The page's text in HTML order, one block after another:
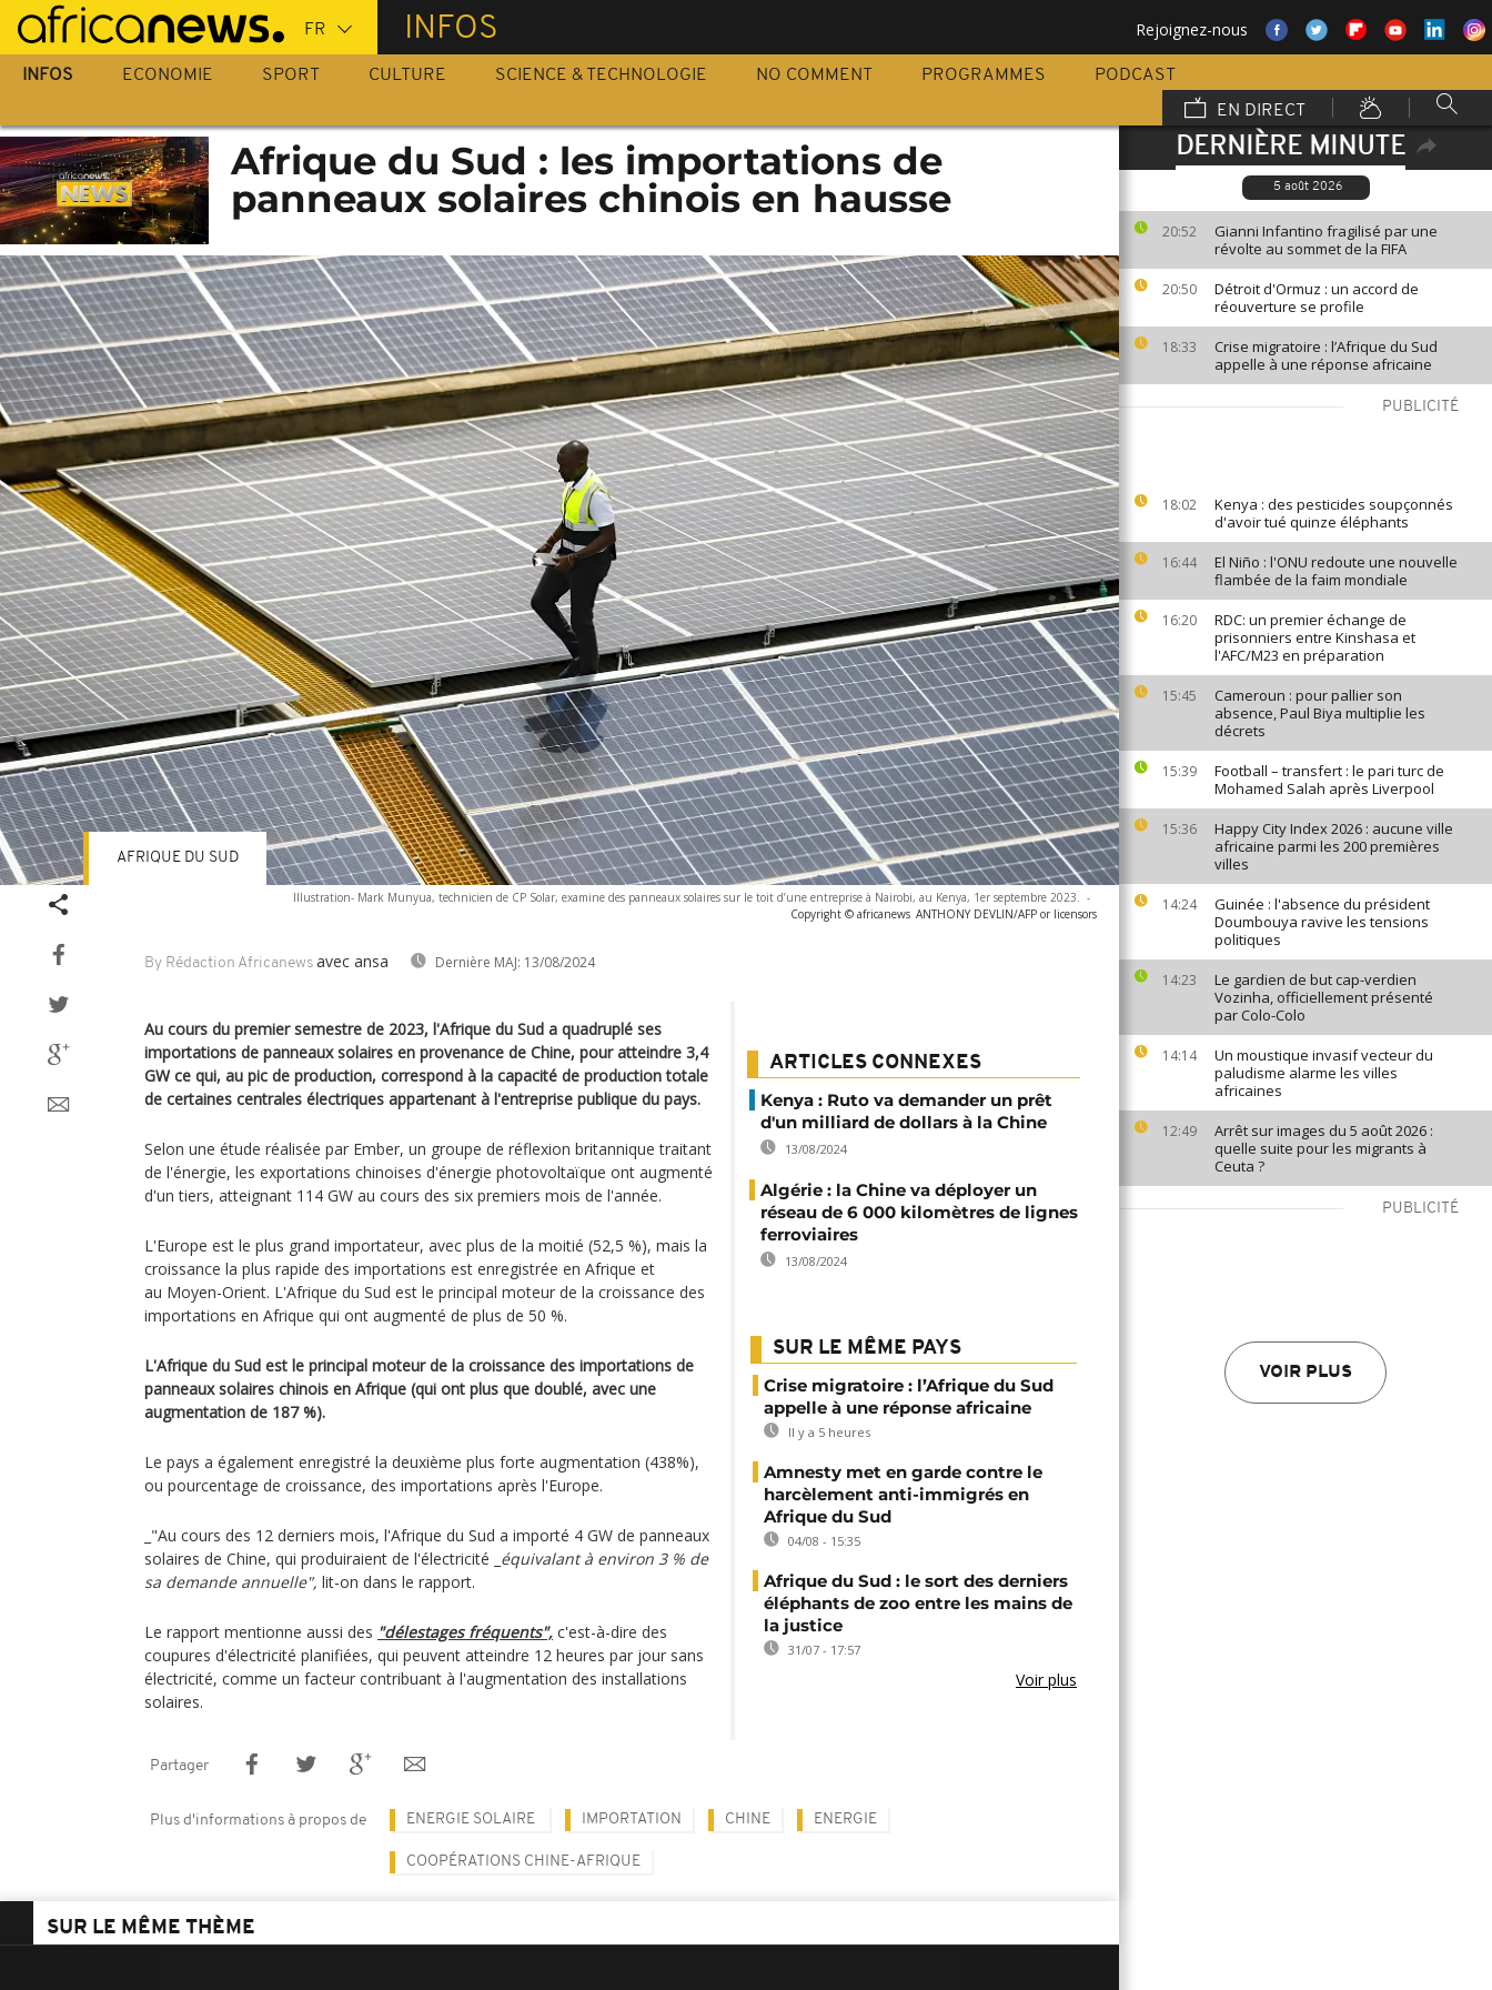
Passer
au
contenu
INFOS Rejoignez-nous
INFOS ECONOMIE SPORT CULTURE SCIENCE & TECHNOLOGIE NO COMMENT PROGRAMMES
PODCAST
EN DIRECT
DERNIÈRE MINUTE
5 août 2026
20:52
Gianni Infantino fragilisé par une
révolte au sommet de la FIFA
20:50
Détroit d'Ormuz : un accord de
réouverture se profile
18:33
Crise migratoire : l’Afrique du Sud
appelle à une réponse africaine
PUBLICITÉ
18:02
Kenya : des pesticides soupçonnés
d'avoir tué quinze éléphants
16:44
El Niño : l'ONU redoute une nouvelle
flambée de la faim mondiale
16:20
RDC: un premier échange de
prisonniers entre Kinshasa et
l'AFC/M23 en préparation
15:45
Cameroun : pour pallier son
absence, Paul Biya multiplie les
décrets
15:39
Football – transfert : le pari turc de
Mohamed Salah après Liverpool
15:36
Happy City Index 2026 : aucune ville
africaine parmi les 200 premières
villes
14:24
Guinée : l'absence du président
Doumbouya ravive les tensions
politiques
14:23
Le gardien de but cap-verdien
Vozinha, officiellement présenté
par Colo-Colo
14:14
Un moustique invasif vecteur du
paludisme alarme les villes
africaines
12:49
Arrêt sur images du 5 août 2026 :
quelle suite pour les migrants à
Ceuta ?
PUBLICITÉ
VOIR PLUS
Afrique du Sud : les importations de
panneaux solaires chinois en hausse
Illustration- Mark Munyua, technicien de CP Solar, examine des panneaux solaires sur le toit d’une entreprise à Nairobi, au Kenya, 1er septembre 2023. -
Copyright © africanews ANTHONY DEVLIN/AFP or licensors
By Rédaction Africanews avec ansa Dernière MAJ: 13/08/2024
AFRIQUE DU SUD
Au cours du premier semestre de 2023, l'Afrique du Sud a quadruplé ses
importations de panneaux solaires en provenance de Chine, pour atteindre 3,4
GW ce qui, au pic de production, correspond à la capacité de production totale
de certaines centrales électriques appartenant à l'entreprise publique du pays.
Selon une étude réalisée par Ember, un groupe de réflexion britannique traitant
de l'énergie, les exportations chinoises d'énergie photovoltaïque ont augmenté
d'un tiers, atteignant 114 GW au cours des six premiers mois de l'année.
L'Europe est le plus grand importateur, avec plus de la moitié (52,5 %), mais la
croissance la plus rapide des importations est enregistrée en Afrique et
au Moyen-Orient. L'Afrique du Sud est le principal moteur de la croissance des
importations en Afrique qui ont augmenté de plus de 50 %.
L'Afrique du Sud est le principal moteur de la croissance des importations de
panneaux solaires chinois en Afrique (qui ont plus que doublé, avec une
augmentation de 187 %).
Le pays a également enregistré la deuxième plus forte augmentation (438%),
ou pourcentage de croissance, des importations après l'Europe.
_"Au cours des 12 derniers mois, l'Afrique du Sud a importé 4 GW de panneaux
solaires de Chine, qui produiraient de l'électricité _ équivalant à environ 3 % de
sa demande annuelle", lit-on dans le rapport.
Le rapport mentionne aussi des "délestages fréquents", c'est-à-dire des
coupures d'électricité planifiées, qui peuvent atteindre 12 heures par jour sans
électricité, comme un facteur contribuant à l'augmentation des installations
solaires.
ARTICLES CONNEXES
Kenya : Ruto va demander un prêt
d'un milliard de dollars à la Chine
13/08/2024
Algérie : la Chine va déployer un
réseau de 6 000 kilomètres de lignes
ferroviaires
13/08/2024
SUR LE MÊME PAYS
Crise migratoire : l’Afrique du Sud
appelle à une réponse africaine
Il y a 5 heures
Amnesty met en garde contre le
harcèlement anti-immigrés en
Afrique du Sud
04/08 - 15:35
Afrique du Sud : le sort des derniers
éléphants de zoo entre les mains de
la justice
31/07 - 17:57
Voir plus
Partager
Plus d'informations à propos de ENERGIE SOLAIRE IMPORTATION CHINE ENERGIE
COOPÉRATIONS CHINE-AFRIQUE
SUR LE MÊME THÈME